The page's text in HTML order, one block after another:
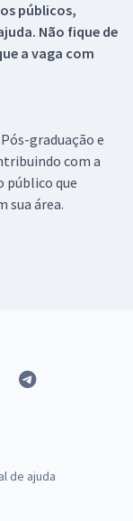
públicos,
Não fique de
a vaga com
graduação e
com a
público que
sua área.
de ajuda